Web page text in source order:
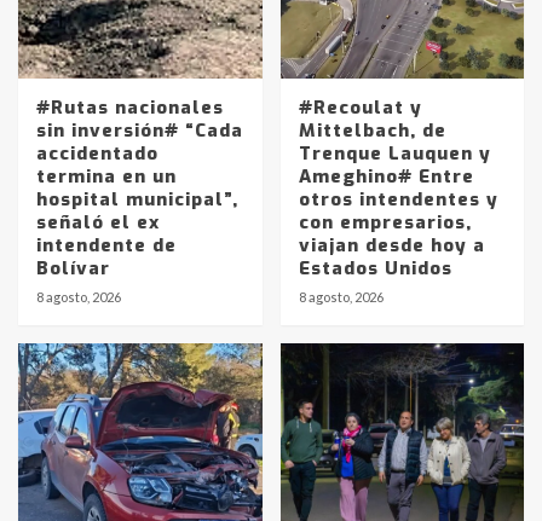
#Rutas nacionales
sin inversión# “Cada
accidentado
termina en un
hospital municipal”,
señaló el ex
intendente de
Bolívar
8 agosto, 2026
#Recoulat y
Mittelbach, de
Trenque Lauquen y
Ameghino# Entre
otros intendentes y
con empresarios,
viajan desde hoy a
Estados Unidos
8 agosto, 2026